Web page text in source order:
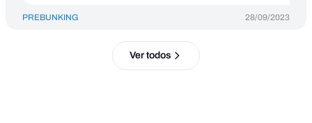
PREBUNKING 28/09/2023
Ver todos